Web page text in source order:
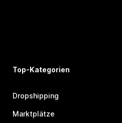
Top-Kategorien
Dropshipping
Marktplätze